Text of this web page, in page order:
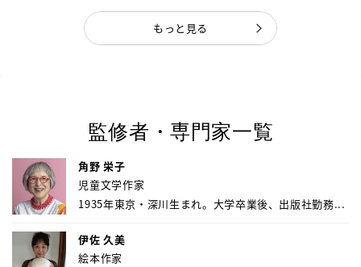
もっと見る
監修者・専門家一覧
角野 栄子
児童文学作家
1935年東京・深川生まれ。大学卒業後、出版社勤務...
伊佐 久美
絵本作家